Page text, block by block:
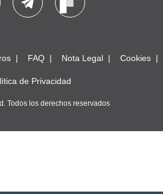
FAQ Nota Legal Cookies
de Privacidad
Todos los derechos reservados